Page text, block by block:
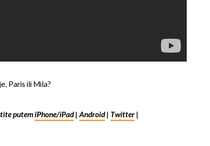
Paris ili Mila?
putemiPhone/iPad|Android| Twitter|